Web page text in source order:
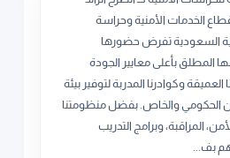
الخدمات الأمنية وحراسة
السعودية تفرض حضورها
المطلق بأعلى معايير الجودة
العميقة وكوادرنا المدربة لتوفير بيئة
الحكومي والخاص. بفضل منظومتنا
المراقبة، وبرامج التدريب
بف...